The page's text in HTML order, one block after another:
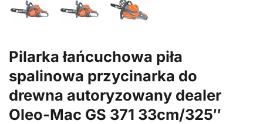
Pilarka łańcuchowa piła
spalinowa przycinarka do
drewna autoryzowany dealer
Oleo-Mac GS 371 33cm/325″